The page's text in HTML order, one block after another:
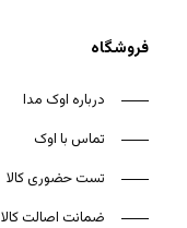
فروشگاه
درباره اوک مدا
تماس با اوک
تست حضوری کالا
ضمانت اصالت کالا